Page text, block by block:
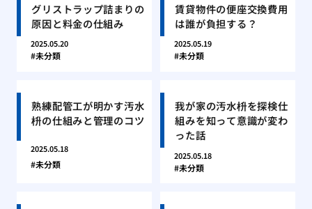
グリストラップ詰まりの
原因と料金の仕組み
2025.05.20
未分類
賃貸物件の便座交換費用
は誰が負担する？
2025.05.19
未分類
熟練配管工が明かす汚水
枡の仕組みと管理のコツ
2025.05.18
未分類
我が家の汚水枡を探検仕
組みを知って意識が変わ
った話
2025.05.18
未分類